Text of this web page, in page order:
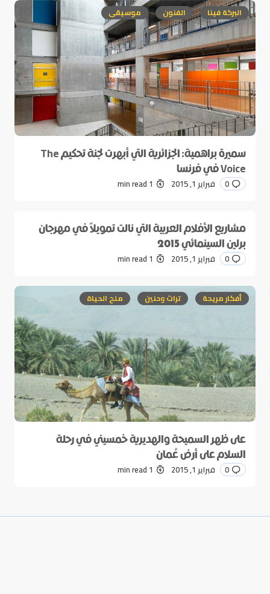
البركة فينا الفنون موسيقى
سميرة براهمية: الجزائرية التي أبهرت لجنة تحكيم The
Voice في فرنسا
0 فبراير 1, 2015 1 min read
مشاريع الأفلام العربية التي نالت تمويلاً في مهرجان
برلين السينمائي 2015
0 فبراير 1, 2015 1 min read
أفكار مريحة تراث وحنين ملح الحياة
على ظهر السميحة والهديرية خمسيني في رحلة
السلام على أرض عُمان
0 فبراير 1, 2015 1 min read